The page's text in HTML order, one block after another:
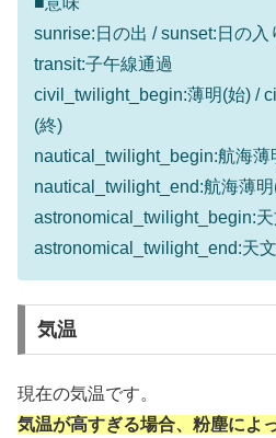
sunrise:日の出 / sunset:日の入
transit:子午線通過
civil_twilight_begin:薄明(始) /
(終)
nautical_twilight_begin:航海薄
nautical_twilight_end:航海薄
astronomical_twilight_begin:
astronomical_twilight_end:天
気温
現在の気温です。
気温が高すぎる場合、粉塵によ